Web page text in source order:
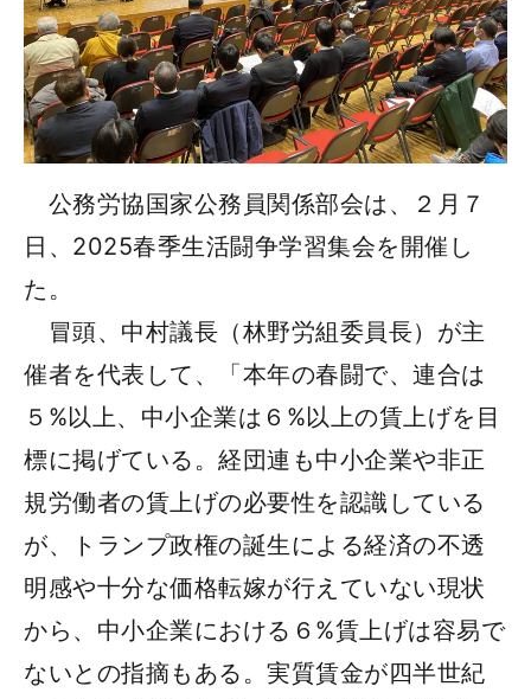
公務労協国家公務員関係部会は、２月７
日、2025春季生活闘争学習集会を開催し
た。
冒頭、中村議長（林野労組委員長）が主
催者を代表して、「本年の春闘で、連合は
５%以上、中小企業は６%以上の賃上げを目
標に掲げている。経団連も中小企業や非正
規労働者の賃上げの必要性を認識している
が、トランプ政権の誕生による経済の不透
明感や十分な価格転嫁が行えていない現状
から、中小企業における６%賃上げは容易で
ないとの指摘もある。実質賃金が四半世紀